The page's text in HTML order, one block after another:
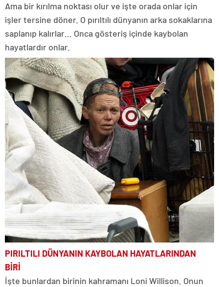
Ama bir kırılma noktası olur ve işte orada onlar için
işler tersine döner. O pırıltılı dünyanın arka sokaklarına
saplanıp kalırlar… Onca gösteriş içinde kaybolan
hayatlardır onlar.
PIRILTILI DÜNYANIN KAYBOLAN HAYATLARINDAN
BİRİ
İşte bunlardan birinin kahramanı Loni Willison. Onun